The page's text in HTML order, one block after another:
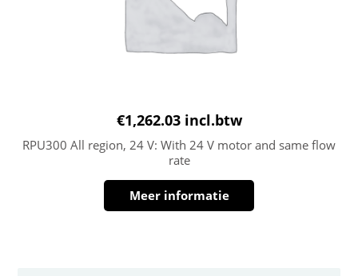
€1,262.03 incl.btw
RPU300 All region, 24 V: With 24 V motor and same flow
rate
Meer informatie